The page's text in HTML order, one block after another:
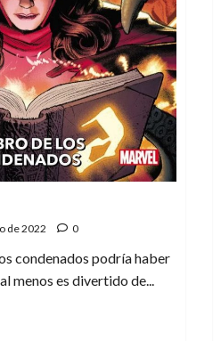
de 2022 0
condenados podría haber
menos es divertido de...